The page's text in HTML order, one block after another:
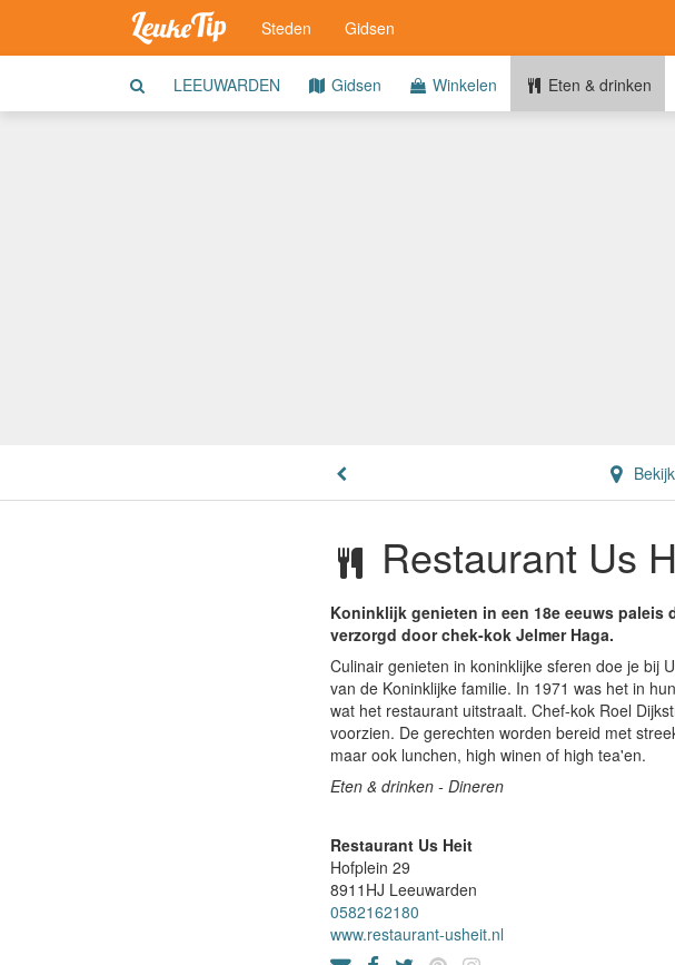
Steden Gidsen
LEEUWARDEN Gidsen Winkelen Eten & drinken
Restaurant Us
Koninklijk genieten in een 18e eeuws
verzorgd door chek-kok Jelmer Haga.
Culinair genieten in koninklijke sferen doe je bij
van de Koninklijke familie. In 1971 was het in
wat het restaurant uitstraalt. Chef-kok Roel
voorzien. De gerechten worden bereid met
maar ook lunchen, high winen of high tea'en.
Eten & drinken - Dineren
Restaurant Us Heit
Hofplein 29
8911HJ Leeuwarden
0582162180
www.restaurant-usheit.nl